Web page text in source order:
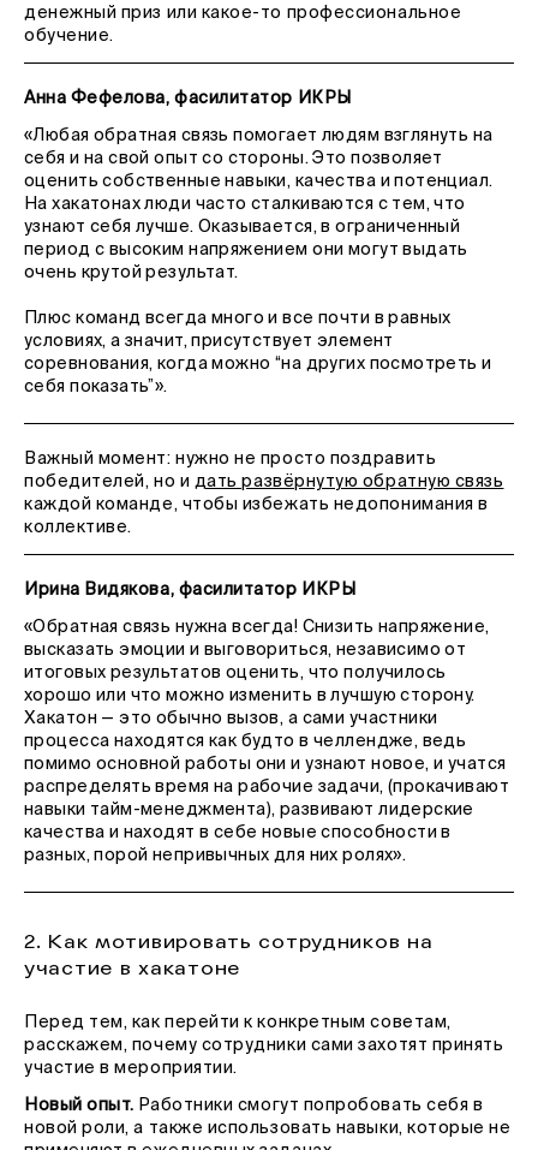
денежный приз или какое-то профессиональное
обучение.
Анна Фефелова, фасилитатор ИКРЫ
«Любая обратная связь помогает людям взглянуть на
себя и на свой опыт со стороны. Это позволяет
оценить собственные навыки, качества и потенциал.
На хакатонах люди часто сталкиваются с тем, что
узнают себя лучше. Оказывается, в ограниченный
период с высоким напряжением они могут выдать
очень крутой результат.
Плюс команд всегда много и все почти в равных
условиях, а значит, присутствует элемент
соревнования, когда можно “на других посмотреть и
себя показать”».
Важный момент: нужно не просто поздравить
победителей, но и дать развёрнутую обратную связь
каждой команде, чтобы избежать недопонимания в
коллективе.
Ирина Видякова, фасилитатор ИКРЫ
«Обратная связь нужна всегда! Снизить напряжение,
высказать эмоции и выговориться, независимо от
итоговых результатов оценить, что получилось
хорошо или что можно изменить в лучшую сторону.
Хакатон — это обычно вызов, а сами участники
процесса находятся как будто в челлендже, ведь
помимо основной работы они и узнают новое, и учатся
распределять время на рабочие задачи, (прокачивают
навыки тайм-менеджмента), развивают лидерские
качества и находят в себе новые способности в
разных, порой непривычных для них ролях».
2. Как мотивировать сотрудников на
участие в хакатоне
Перед тем, как перейти к конкретным советам,
расскажем, почему сотрудники сами захотят принять
участие в мероприятии.
Новый опыт. Работники смогут попробовать себя в
новой роли, а также использовать навыки, которые не